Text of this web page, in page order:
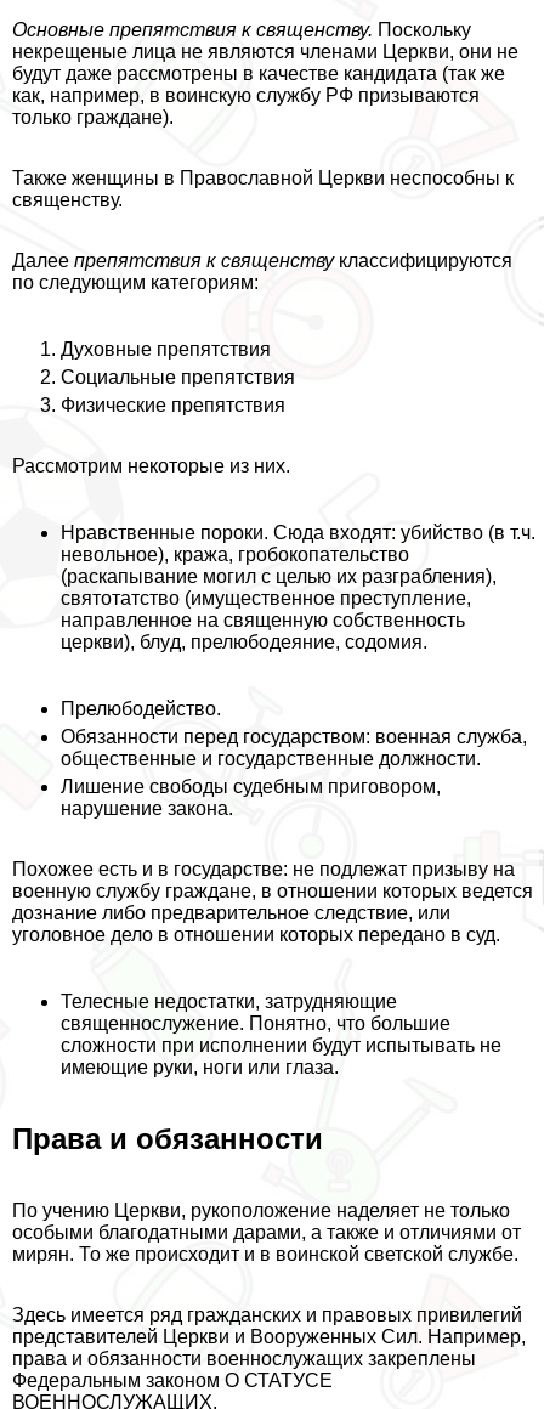
Основные препятствия к священству. Поскольку
некрещеные лица не являются члeнами Церкви, они не
будут даже рассмотрены в качестве кандидата (так же
как, например, в воинскую службу РФ призываются
только граждане).
Также женщины в Православной Церкви неспособны к
священству.
Далее препятствия к священствуклассифицируются
по следующим категориям:
Духовные препятствия
Социальные препятствия
Физические препятствия
Рассмотрим некоторые из них.
Нравственные пороки. Сюда входят: убийство (в т.ч.
невольное), кража, гробокопательство
(раскапывание могил с целью их разграбления),
святотатство (имущественное преступление,
направленное на священную собственность
церкви), блyд, прелюбодеяние, содомия.
Прелюбодейство.
Обязанности перед государством: военная служба,
общественные и государственные должности.
Лишение свободы судебным приговором,
нарушение закона.
Похожее есть и в государстве: не подлежат призыву на
военную службу граждане, в отношении которых ведется
дознание либо предварительное следствие, или
уголовное дело в отношении которых передано в суд.
Телесные недостатки, затрудняющие
священнослужение. Понятно, что большие
сложности при исполнении будут испытывать не
имеющие руки, ноги или глаза.
Права и обязанности
По учению Церкви, рукоположение наделяет не только
особыми благодатными дарами, а также и отличиями от
мирян. То же происходит и в воинской светской службе.
Здесь имеется ряд гражданских и правовых привилегий
представителей Церкви и Вооруженных Сил. Например,
права и обязанности военнослужащих закреплены
Федеральным законом О СТАТУСЕ
ВОЕННОСЛУЖАЩИХ.